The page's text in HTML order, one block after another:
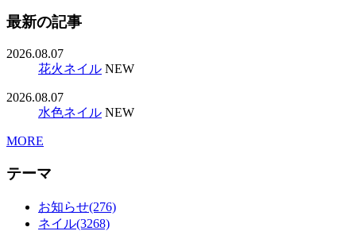
最新の記事
2026.08.07
花火ネイル NEW
2026.08.07
水色ネイル NEW
MORE
テーマ
お知らせ(276)
ネイル(3268)